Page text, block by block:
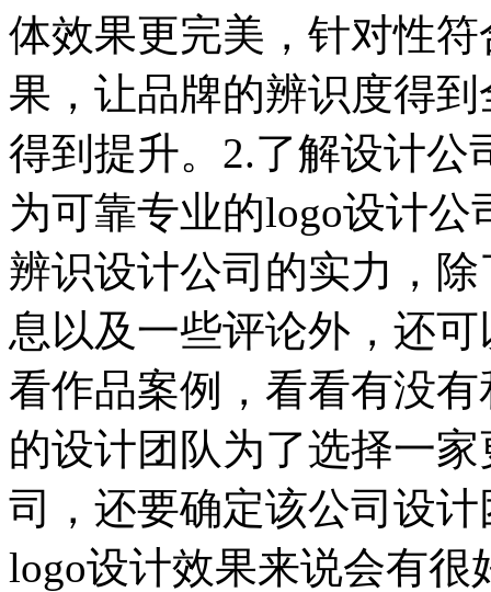
体效果更完美，针对性
果，让品牌的辨识度得
得到提升。2.了解设计公
为可靠专业的logo设计
辨识设计公司的实力，
息以及一些评论外，还
看作品案例，看看有没
的设计团队为了选择一
司，还要确定该公司设
logo设计效果来说会有